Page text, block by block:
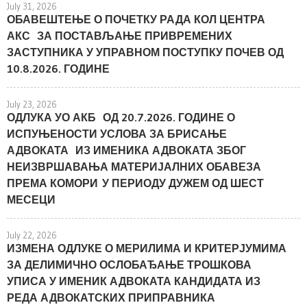
July 31, 2026
ОБАВЕШТЕЊЕ О ПОЧЕТКУ РАДА КОЛ ЦЕНТРА
АКС ЗА ПОСТАВЉАЊЕ ПРИВРЕМЕНИХ
ЗАСТУПНИКА У УПРАВНОМ ПОСТУПКУ ПОЧЕВ ОД
10.8.2026. ГОДИНЕ
July 23, 2026
ОДЛУКА УО АКБ ОД 20.7.2026. ГОДИНЕ О
ИСПУЊЕНОСТИ УСЛОВА ЗА БРИСАЊЕ
АДВОКАТА ИЗ ИМЕНИКА АДВОКАТА ЗБОГ
НЕИЗВРШАВАЊА МАТЕРИЈАЛНИХ ОБАВЕЗА
ПРЕМА КОМОРИ У ПЕРИОДУ ДУЖЕМ ОД ШЕСТ
МЕСЕЦИ
July 22, 2026
ИЗМЕНА ОДЛУКЕ О МЕРИЛИМА И КРИТЕРЈУМИМА
ЗА ДЕЛИМИЧНО ОСЛОБАЂАЊЕ ТРОШКОВА
УПИСА У ИМЕНИК АДВОКАТА КАНДИДАТА ИЗ
РЕДА АДВОКАТСКИХ ПРИПРАВНИКА